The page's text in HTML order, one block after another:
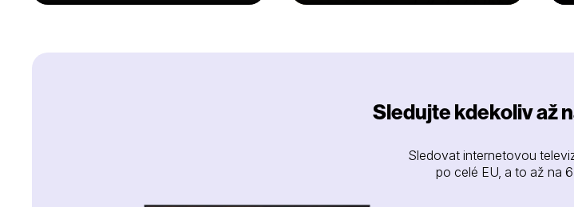
Sledujte kdekoliv až
Sledovat internetovou
po celé EU, a to až na